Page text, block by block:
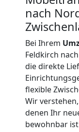
nach
Bei Ihrem
Feldkirch
die direkte
flexible
Wir
denen Ihr
bewohnbar
National